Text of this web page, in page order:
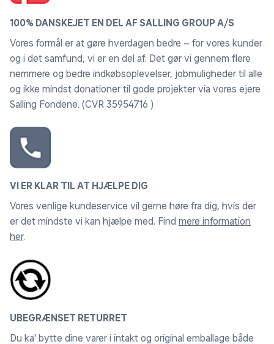
100% DANSKEJET EN DEL AF SALLING GROUP A/S
Vores formål er at gøre hverdagen bedre – for vores kunder
og i det samfund, vi er en del af. Det gør vi gennem flere
nemmere og bedre indkøbsoplevelser, jobmuligheder til alle
og ikke mindst donationer til gode projekter via vores ejere
Salling Fondene. (CVR 35954716 )
VI ER KLAR TIL AT HJÆLPE DIG
Vores venlige kundeservice vil gerne høre fra dig, hvis der
er det mindste vi kan hjælpe med. Find mere information
her.
UBEGRÆNSET RETURRET
Du ka' bytte dine varer i intakt og original emballage både